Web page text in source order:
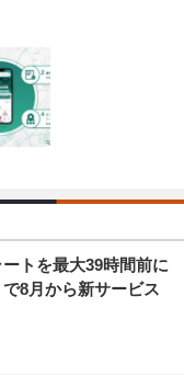
トを最大39時間前に
8月から新サービス